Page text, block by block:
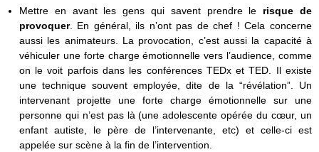
Mettre en avant les gens qui savent prendre le risque de
provoquer. En général, ils n’ont pas de chef ! Cela concerne
aussi les animateurs. La provocation, c’est aussi la capacité à
véhiculer une forte charge émotionnelle vers l’audience, comme
on le voit parfois dans les conférences TEDx et TED. Il existe
une technique souvent employée, dite de la “révélation”. Un
intervenant projette une forte charge émotionnelle sur une
personne qui n’est pas là (une adolescente opérée du cœur, un
enfant autiste, le père de l’intervenante, etc) et celle-ci est
appelée sur scène à la fin de l’intervention.